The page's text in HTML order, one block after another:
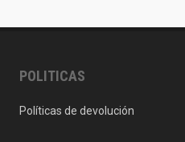
POLITICAS
Políticas de devolución